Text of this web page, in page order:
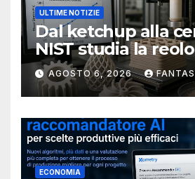
ULTIME NOTIZIE
Dal ketchup alla
NIST studia la
rendere più
stampa 3D
AGOSTO 6, 2026
ECONOMIA